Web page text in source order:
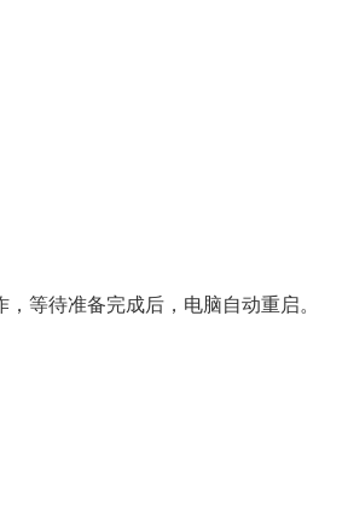
等待准备完成后，电脑自动重启。